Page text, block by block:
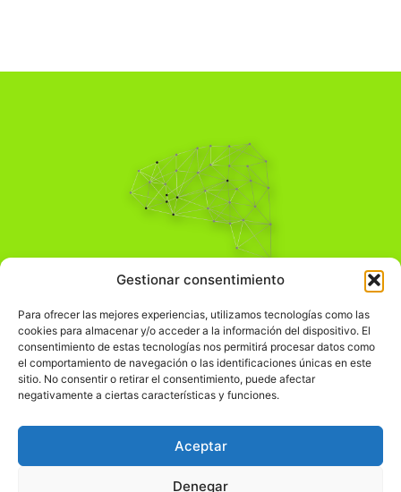
Gestionar consentimiento
Para ofrecer las mejores experiencias, utilizamos tecnologías como las
cookies para almacenar y/o acceder a la información del dispositivo. El
consentimiento de estas tecnologías nos permitirá procesar datos como
el comportamiento de navegación o las identificaciones únicas en este
sitio. No consentir o retirar el consentimiento, puede afectar
negativamente a ciertas características y funciones.
Aceptar
Denegar
Pensamiento Crítico
Comprender el mundo para transformarlo.
Información Legal
჻Política de privacidad
Política de cookies